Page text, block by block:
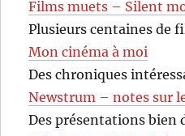
Films muets – Silent
Plusieurs centaines de
Mon cinéma à moi
Des chroniques
Newstrum – notes sur
Des présentations bien